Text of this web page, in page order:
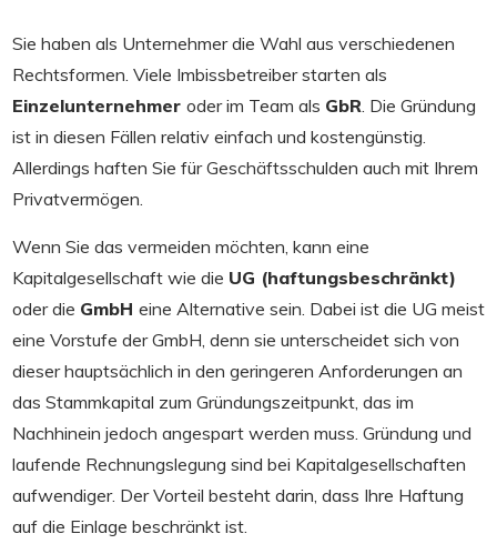
Sie haben als Unternehmer die Wahl aus verschiedenen
Rechtsformen. Viele Imbissbetreiber starten als
Einzelunternehmer oder im Team als GbR . Die Gründung
ist in diesen Fällen relativ einfach und kostengünstig.
Allerdings haften Sie für Geschäftsschulden auch mit Ihrem
Privatvermögen.
Wenn Sie das vermeiden möchten, kann eine
Kapitalgesellschaft wie die UG (haftungsbeschränkt)
oder die GmbH eine Alternative sein. Dabei ist die UG meist
eine Vorstufe der GmbH, denn sie unterscheidet sich von
dieser hauptsächlich in den geringeren Anforderungen an
das Stammkapital zum Gründungszeitpunkt, das im
Nachhinein jedoch angespart werden muss. Gründung und
laufende Rechnungslegung sind bei Kapitalgesellschaften
aufwendiger. Der Vorteil besteht darin, dass Ihre Haftung
auf die Einlage beschränkt ist.